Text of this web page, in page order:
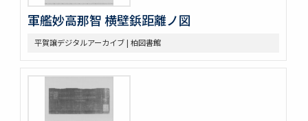
軍艦妙高那智 横壁鋲距離ノ図
平賀譲デジタルアーカイブ | 柏図書館